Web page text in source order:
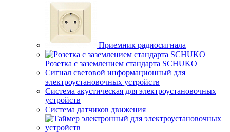
Приемник радиосигнала
Розетка с заземлением стандарта SCHUKO
Сигнал световой информационный для
электроустановочных устройств
Система акустическая для электроустановочных
устройств
Система датчиков движения